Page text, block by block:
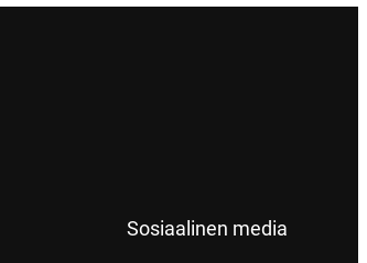
Sosiaalinen media